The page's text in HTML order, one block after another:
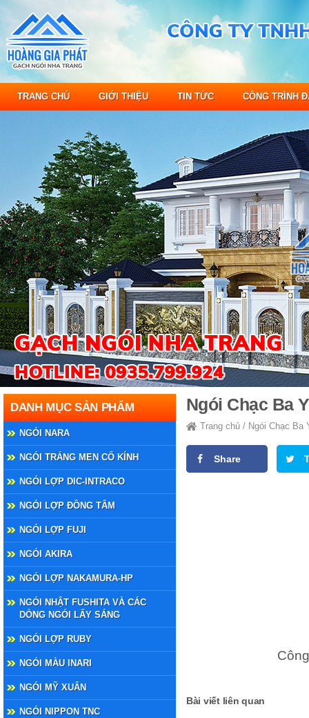
TRANG CHỦ GIỚI THIỆU TIN TỨC CÔNG TRÌNH
DANH MỤC SẢN PHẨM
NGÓI NARA
NGÓI TRÁNG MEN CỔ KÍNH
NGÓI LỢP DIC-INTRACO
NGÓI LỢP ĐỒNG TÂM
NGÓI LỢP FUJI
NGÓI AKIRA
NGÓI LỢP NAKAMURA-HP
NGÓI NHẬT FUSHITA VÀ CÁC
DÒNG NGÓI LẤY SÁNG
NGÓI LỢP RUBY
NGÓI MÀU INARI
NGÓI MỸ XUÂN
NGÓI NIPPON TNC
Ngói Chạc Ba
Trang chủ / Ngói Chạc Ba
Share
Bài viết liên quan